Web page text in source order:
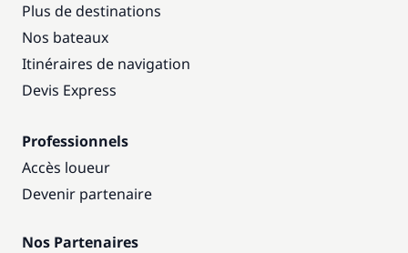
Plus de destinations
Nos bateaux
Itinéraires de navigation
Devis Express
Professionnels
Accès loueur
Devenir partenaire
Nos Partenaires